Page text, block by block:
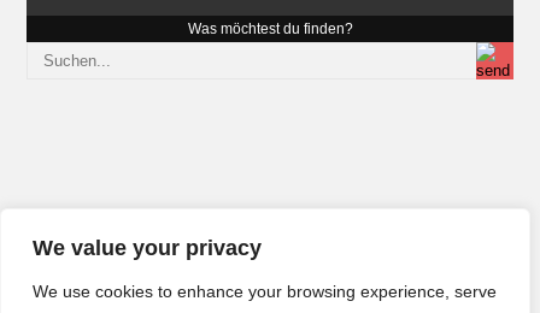
We value your privacy
We use cookies to enhance your browsing experience, serve
Was möchtest du finden?